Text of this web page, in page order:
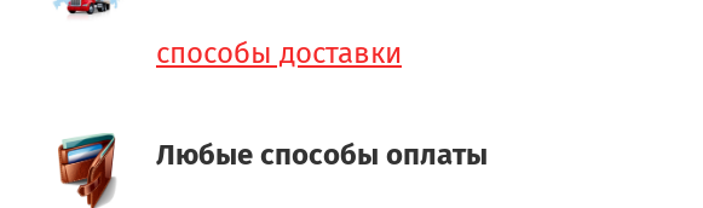
способы доставки
Любые способы оплаты